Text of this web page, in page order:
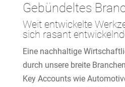
Gebündeltes
Weit entwickelte
sich rasant
Eine nachhaltige
durch unsere breite
Key Accounts wie